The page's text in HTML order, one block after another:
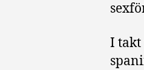
I takt